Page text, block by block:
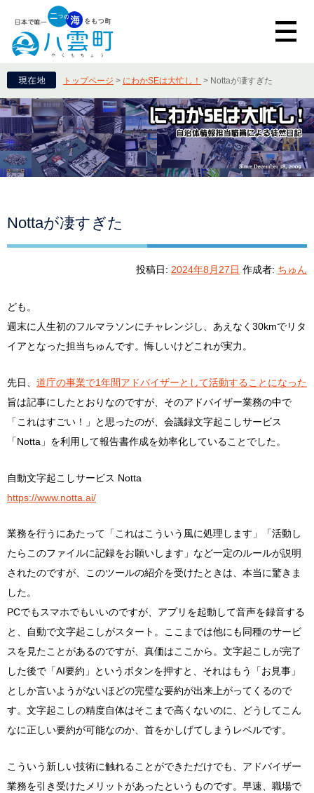
トップページ > にわかSEは大忙し！ > Nottaが凄すぎた
Nottaが凄すぎた
投稿日: 2024年8月27日 作成者: ちゅん
ども。
週末に人生初のフルマラソンにチャレンジし、あえなく30kmでリタ
イアとなった担当ちゅんです。悔しいけどこれが実力。
先日、 道庁の事業で1年間アドバイザーとして活動することになった
旨は記事にしたとおりなのですが、そのアドバイザー業務の中で
「これはすごい！」と思ったのが、会議録文字起こしサービス
「Notta」を利用して報告書作成を効率化していることでした。
自動文字起こしサービス Notta
https://www.notta.ai/
業務を行うにあたって「これはこういう風に処理します」「活動し
たらこのファイルに記録をお願いします」など一定のルールが説明
されたのですが、このツールの紹介を受けたときは、本当に驚きま
した。
PCでもスマホでもいいのですが、アプリを起動して音声を録音する
と、自動で文字起こしがスタート。ここまでは他にも同種のサービ
スを見たことがあるのですが、真価はここから。文字起こしが完了
した後で「AI要約」というボタンを押すと、それはもう「お見事」
としか言いようがないほどの完璧な要約が出来上がってくるので
す。文字起こしの精度自体はそこまで高くないのに、どうしてこん
なに正しい要約が可能なのか、首をかしげてしまうレベルです。
こういう新しい技術に触れることができただけでも、アドバイザー
業務を引き受けたメリットがあったというものです。早速、職場で